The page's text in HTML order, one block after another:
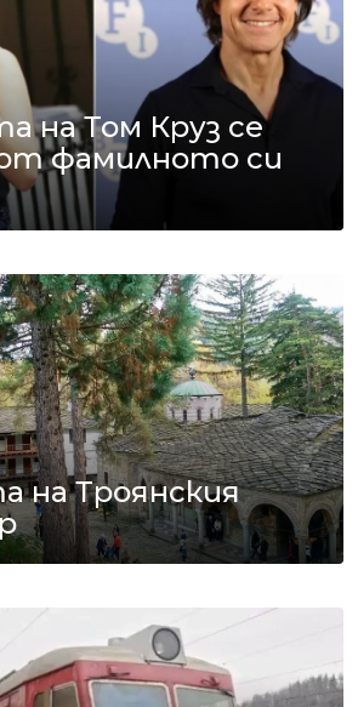
на Том Круз се
фамилното си
на Троянския